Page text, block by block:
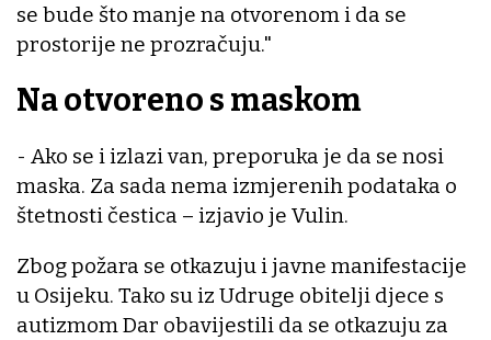
se bude što manje na otvorenom i da se
prostorije ne prozračuju."
Na otvoreno s maskom
- Ako se i izlazi van, preporuka je da se nosi
maska. Za sada nema izmjerenih podataka o
štetnosti čestica – izjavio je Vulin.
Zbog požara se otkazuju i javne manifestacije
u Osijeku. Tako su iz Udruge obitelji djece s
autizmom Dar obavijestili da se otkazuju za